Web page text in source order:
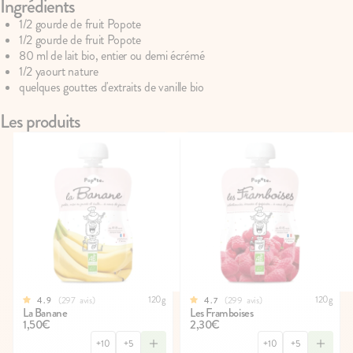
4.7 75avis
Le Brassé Vanille
2,10€
+10 +5
Ingrédients
1/2 gourde de fruit Popote
1/2 gourde de fruit Popote
80 ml de lait bio, entier ou demi écrémé
1/2 yaourt nature
quelques gouttes d'extraits de vanille bio
Les produits
4.9 297 avis 120g
La Banane
1,50€
+10 +5
4.7 299 avis 120g
Les Framboises
2,30€
+10 +5